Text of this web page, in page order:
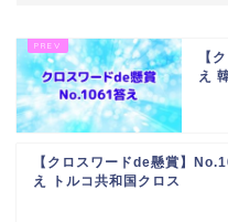
【
え
【クロスワードde懸賞】
え トルコ共和国クロス